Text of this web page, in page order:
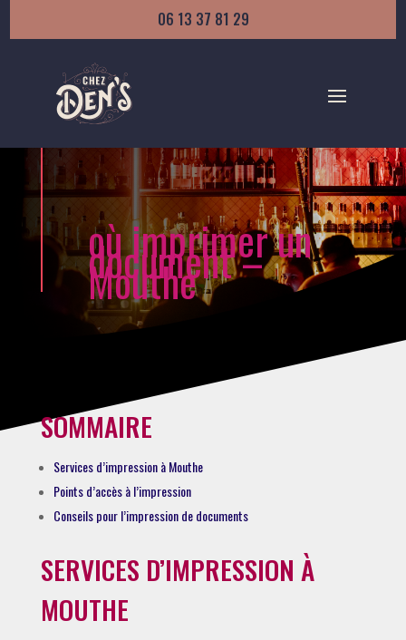
06 13 37 81 29
où imprimer un
document –
Mouthe
SOMMAIRE
Services d’impression à Mouthe
Points d’accès à l’impression
Conseils pour l’impression de documents
SERVICES D’IMPRESSION À
MOUTHE